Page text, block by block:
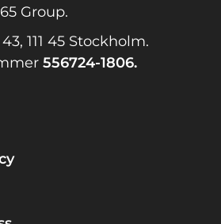
Group.
111 45 Stockholm.
556724-1806.